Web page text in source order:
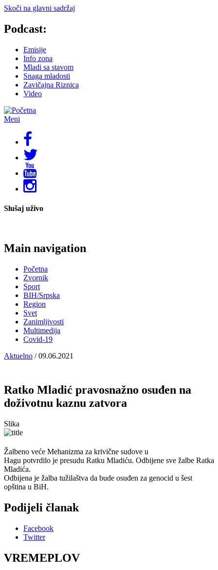
Skoči na glavni sadržaj
Podcast:
Emisije
Info zona
Mladi sa stavom
Snaga mladosti
Zavičajna Riznica
Video
Meni
Slušaj uživo
Main navigation
Početna
Zvornik
Sport
BIH/Srpska
Region
Svet
Zanimljivosti
Multimedija
Covid-19
Aktuelno / 09.06.2021
Ratko Mladić pravosnažno osuđen na
doživotnu kaznu zatvora
Slika
Žalbeno veće Mehanizma za krivične sudove u
Hagu potvrdilo je presudu Ratku Mladiću. Odbijene sve žalbe Ratka
Mladića.
Odbijena je žalba tužilaštva da bude osuđen za genocid u šest
opština u BiH.
Podijeli članak
Facebook
Twitter
VREMEPLOV